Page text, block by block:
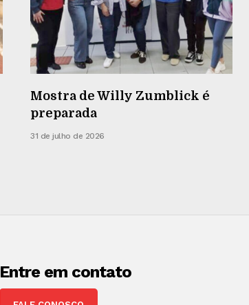
Mostra de Willy Zumblick é
preparada
31 de julho de 2026
Entre em contato